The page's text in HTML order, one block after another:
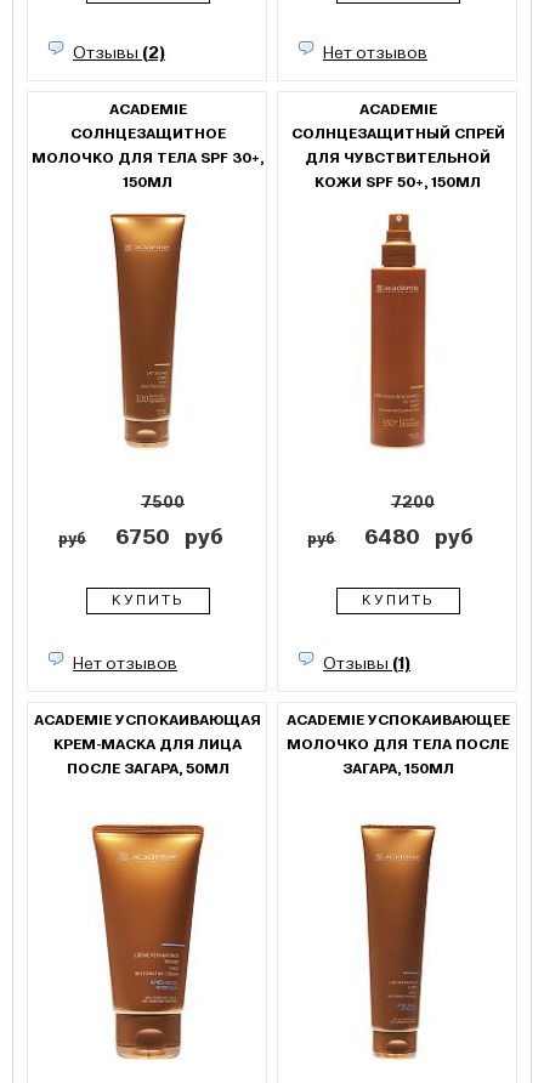
Отзывы (2) Нет отзывов
ACADEMIE
СОЛНЦЕЗАЩИТНОЕ
МОЛОЧКО ДЛЯ ТЕЛА SPF 30+,
150МЛ
7500
руб 6750 руб
КУПИТЬ
Нет отзывов
ACADEMIE
СОЛНЦЕЗАЩИТНЫЙ СПРЕЙ
ДЛЯ ЧУВСТВИТЕЛЬНОЙ
КОЖИ SPF 50+, 150МЛ
7200
руб 6480 руб
КУПИТЬ
Отзывы (1)
ACADEMIE УСПОКАИВАЮЩАЯ
КРЕМ-МАСКА ДЛЯ ЛИЦА
ПОСЛЕ ЗАГАРА, 50МЛ
ACADEMIE УСПОКАИВАЮЩЕЕ
МОЛОЧКО ДЛЯ ТЕЛА ПОСЛЕ
ЗАГАРА, 150МЛ